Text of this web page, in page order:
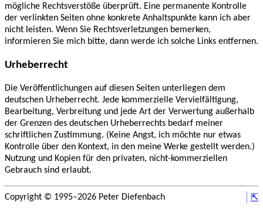
mögliche Rechtsverstöße überprüft. Eine permanente Kontrolle
der verlinkten Seiten ohne konkrete Anhaltspunkte kann ich aber
nicht leisten. Wenn Sie Rechtsverletzungen bemerken,
informieren Sie mich bitte, dann werde ich solche Links entfernen.
Urheberrecht
Die Veröffentlichungen auf diesen Seiten unterliegen dem
deutschen Urheberrecht. Jede kommerzielle Vervielfältigung,
Bearbeitung, Verbreitung und jede Art der Verwertung außerhalb
der Grenzen des deutschen Urheberrechts bedarf meiner
schriftlichen Zustimmung. (Keine Angst, ich möchte nur etwas
Kontrolle über den Kontext, in den meine Werke gestellt werden.)
Nutzung und Kopien für den privaten, nicht-kommerziellen
Gebrauch sind erlaubt.
⇱
Copyright © 1995–2026 Peter Diefenbach